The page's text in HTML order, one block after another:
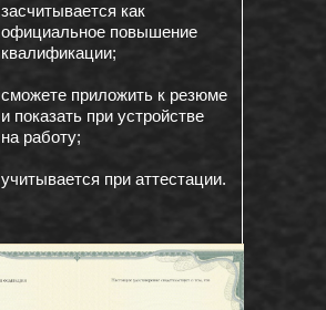
засчитывается как
официальное повышение
квалификации;
сможете приложить к резюме
и показать при устройстве
на работу;
учитывается при аттестации.